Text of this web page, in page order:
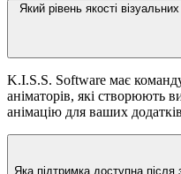
Який рівень якості
K.I.S.S. Software має
аніматорів, які створюють
анімацію для ваших
Яка підтримка доступна після